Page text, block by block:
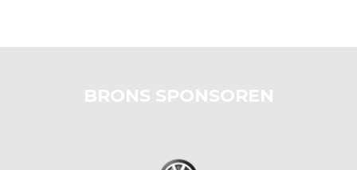
BRONS SPONSOREN